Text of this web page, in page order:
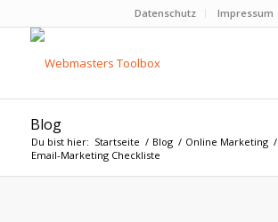
Datenschutz Impressum
Blog
Du bist hier: Startseite / Blog / Online Marketing /
Email-Marketing Checkliste